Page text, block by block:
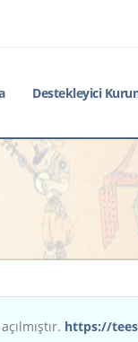
Destekleyici
https://